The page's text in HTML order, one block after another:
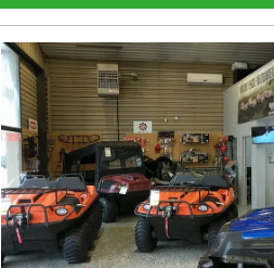
N
O
U
V
E
L
L
E
S